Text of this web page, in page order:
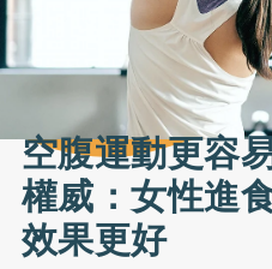
空腹運動更容
權威：女性進
效果更好